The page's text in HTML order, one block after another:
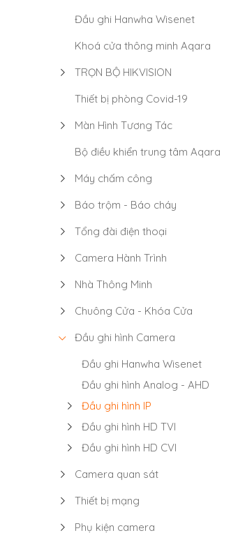
Đầu ghi Hanwha Wisenet
Khoá cửa thông minh Aqara
TRỌN BỘ HIKVISION
Thiết bị phòng Covid-19
Màn Hình Tương Tác
Bộ điều khiển trung tâm Aqara
Máy chấm công
Báo trộm - Báo cháy
Tổng đài điện thoại
Camera Hành Trình
Nhà Thông Minh
Chuông Cửa - Khóa Cửa
Đầu ghi hình Camera
Đầu ghi Hanwha Wisenet
Đầu ghi hình Analog - AHD
Đầu ghi hình IP
Đầu ghi hình HD TVI
Đầu ghi hình HD CVI
Camera quan sát
Thiết bị mạng
Phụ kiện camera